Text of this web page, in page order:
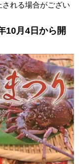
れる場合がござい
10月4日から開